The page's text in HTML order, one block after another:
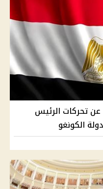
تحركات الرئيس
الكونغو